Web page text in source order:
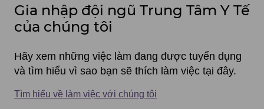
Gia nhập đội ngũ Trung Tâm Y Tế
của chúng tôi
Hãy xem những việc làm đang được tuyển dụng
và tìm hiểu vì sao bạn sẽ thích làm việc tại đây.
Tìm hiểu về làm việc với chúng tôi